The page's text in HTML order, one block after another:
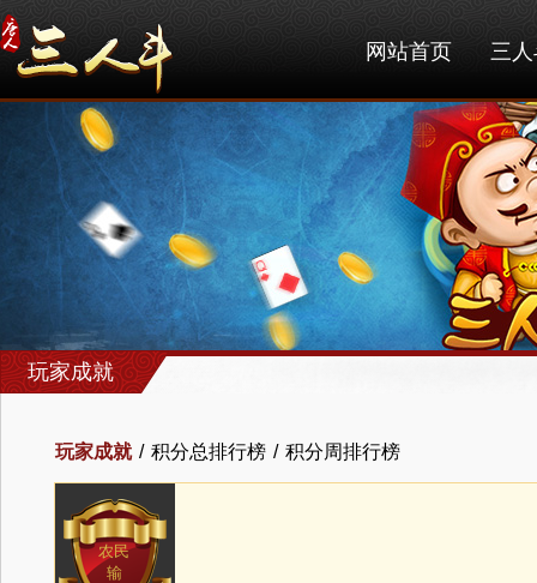
网站首页 三
玩家成就
玩家成就 / 积分总排行榜 / 积分周排行榜
农民
输